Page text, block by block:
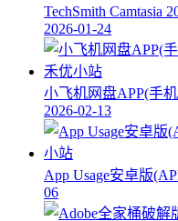
TechSmith Camtasia
2026-01-24
小飞机网盘APP(手
2026-02-13
App Usage安卓版
06